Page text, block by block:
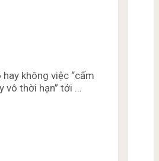
hay không việc “cấm
vô thời hạn” tới …